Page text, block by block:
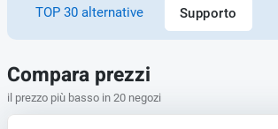
TOP 30 alternative Supporto
Compara prezzi
il prezzo più basso in 20 negozi